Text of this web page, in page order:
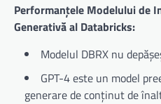
Performanțele Modelului de
Generativă al Databricks:
Modelul DBRX nu
GPT-4 este un model
generare de conținut de